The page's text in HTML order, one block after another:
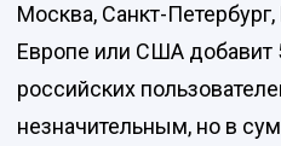
Москва, Санкт-
Европе или США добавит
российских
незначительным, но в